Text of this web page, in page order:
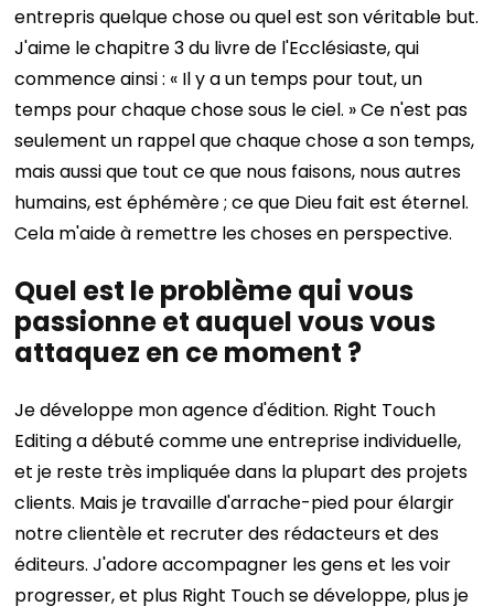
entrepris quelque chose ou quel est son véritable but.
J'aime le chapitre 3 du livre de l'Ecclésiaste, qui
commence ainsi : « Il y a un temps pour tout, un
temps pour chaque chose sous le ciel. » Ce n'est pas
seulement un rappel que chaque chose a son temps,
mais aussi que tout ce que nous faisons, nous autres
humains, est éphémère ; ce que Dieu fait est éternel.
Cela m'aide à remettre les choses en perspective.
Quel est le problème qui vous
passionne et auquel vous vous
attaquez en ce moment ?
Je développe mon agence d'édition. Right Touch
Editing a débuté comme une entreprise individuelle,
et je reste très impliquée dans la plupart des projets
clients. Mais je travaille d'arrache-pied pour élargir
notre clientèle et recruter des rédacteurs et des
éditeurs. J'adore accompagner les gens et les voir
progresser, et plus Right Touch se développe, plus je